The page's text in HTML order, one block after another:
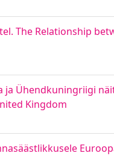
The Relationship
Ühendkuningriigi
Kingdom